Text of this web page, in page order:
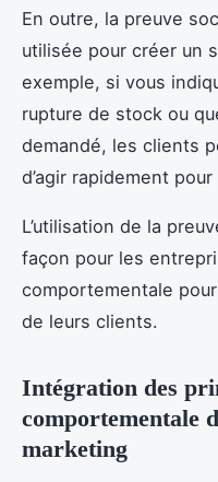
En outre, la preuve
utilisée pour créer un
exemple, si vous
rupture de stock ou
demandé, les clients
d’agir rapidement
L’utilisation de la
façon pour les
comportementale
de leurs clients.
Intégration des
comportementale
marketing